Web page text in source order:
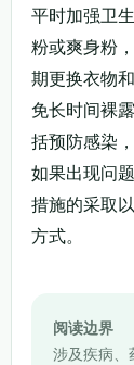
平时加强卫
粉或爽身粉
期更换衣物
免长时间裸
括预防感染
如果出现问
措施的采取
方式。
阅读边界
涉及疾病、